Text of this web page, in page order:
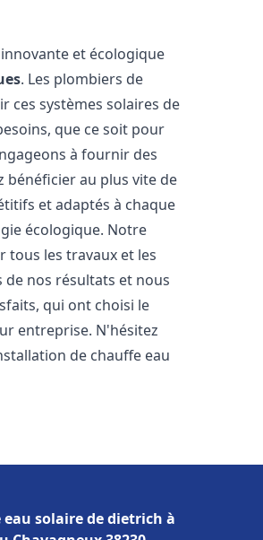
et écologique
. Les plombiers de
ces systèmes solaires de
que ce soit pour
à fournir des
bénéficier au plus vite de
et adaptés à chaque
écologique. Notre
tous les travaux et les
nos résultats et nous
qui ont choisi le
entreprise. N'hésitez
de chauffe eau
eau solaire de dietrich à